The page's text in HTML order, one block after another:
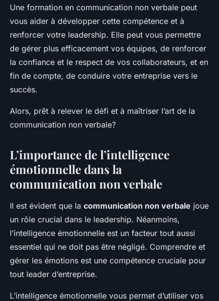
Une formation en communication non verbale peut
vous aider à développer cette compétence et à
renforcer votre leadership. Elle peut vous permettre
de gérer plus efficacement vos équipes, de renforcer
la confiance et le respect de vos collaborateurs, et en
fin de compte, de conduire votre entreprise vers le
succès.
Alors, prêt à relever le défi et à maîtriser l’art de la
communication non verbale?
L’importance de l’intelligence
émotionnelle dans la
communication non verbale
Il est évident que la communication non verbale joue
un rôle crucial dans le leadership. Néanmoins,
l’intelligence émotionnelle est un facteur tout aussi
essentiel qui ne doit pas être négligé. Comprendre et
gérer les émotions est une compétence cruciale pour
tout leader d’entreprise.
L’intelligence émotionnelle vous permet d’utiliser vos